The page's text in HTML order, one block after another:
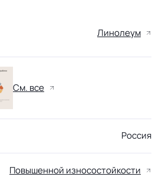
Линолеум
См. все
Россия
Повышенной износостойкости